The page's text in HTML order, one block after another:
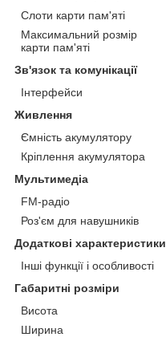
Слоти карти пам'яті
Максимальний розмір
карти пам'яті
Зв'язок та комунікації
Інтерфейси
Живлення
Ємність акумулятору
Кріплення акумулятора
Мультимедіа
FM-радіо
Роз'єм для навушників
Додаткові характеристики
Інші функції і особливості
Габаритні розміри
Висота
Ширина